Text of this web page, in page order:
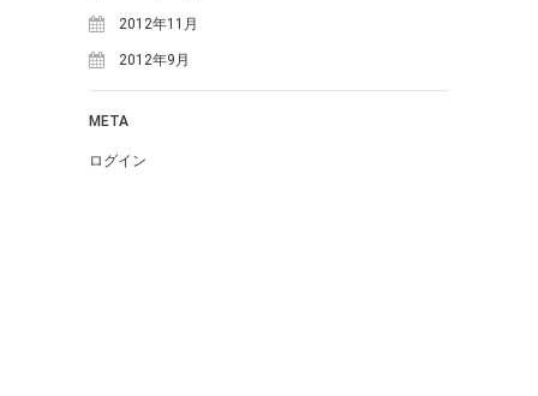
2012年11月
2012年9月
META
ログイン